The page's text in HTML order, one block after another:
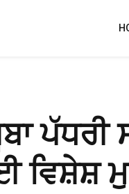
ਪੱਧਰੀ